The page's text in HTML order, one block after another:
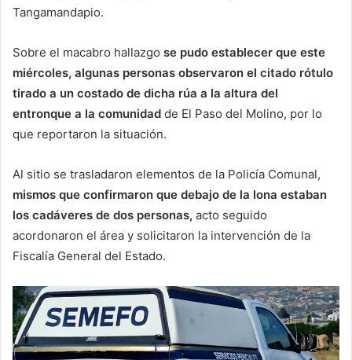
Tangamandapio.
Sobre el macabro hallazgo se pudo establecer que este
miércoles, algunas personas observaron el citado rótulo
tirado a un costado de dicha rúa a la altura del
entronque a la comunidad de El Paso del Molino, por lo
que reportaron la situación.
Al sitio se trasladaron elementos de la Policía Comunal,
mismos que confirmaron que debajo de la lona estaban
los cadáveres de dos personas, acto seguido
acordonaron el área y solicitaron la intervención de la
Fiscalía General del Estado.